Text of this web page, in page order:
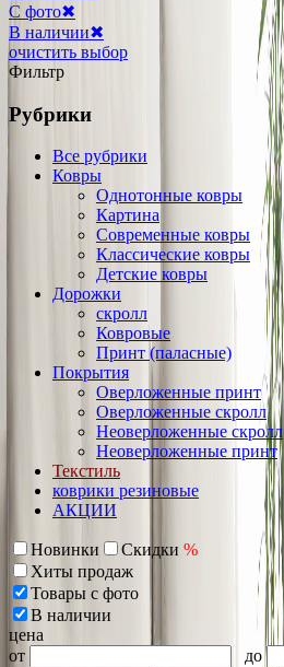
С фото✖
В наличии✖
очистить выбор
Фильтр
Рубрики
Все рубрики
Ковры
Однотонные ковры
Картина
Современные ковры
Классические ковры
Детские ковры
Дорожки
скролл
Ковровые
Принт (паласные)
Покрытия
Оверложенные принт
Оверложенные скролл
Неоверложенные скролл
Неоверложенные принт
Текстиль
коврики резиновые
АКЦИИ
Новинки Скидки %
Хиты продаж
Товары с фото
В наличии
цена
от
до